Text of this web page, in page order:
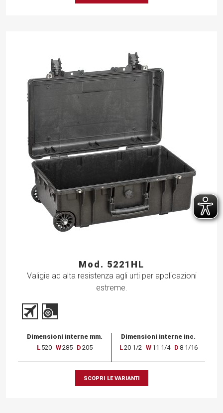
Mod. 5221HL
Valigie ad alta resistenza agli urti per applicazioni
estreme.
Dimensioni interne mm.
L 520 W285 D 205
Dimensioni interne inc.
L20 1/2 W 11 1/4 D 8 1/16
SCOPRI LE VARIANTI